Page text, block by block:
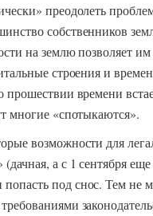
преодолеть
собственников
на землю позволяет
строения и
времени
многие «спотыкаются».
возможности для
а с 1 сентября
под снос. Тем не